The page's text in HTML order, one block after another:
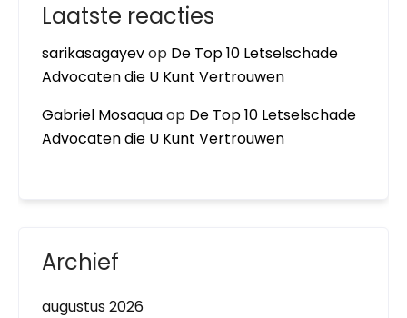
Laatste reacties
sarikasagayevop De Top 10 Letselschade
Advocaten die U Kunt Vertrouwen
Gabriel Mosaquaop De Top 10 Letselschade
Advocaten die U Kunt Vertrouwen
Archief
augustus 2026